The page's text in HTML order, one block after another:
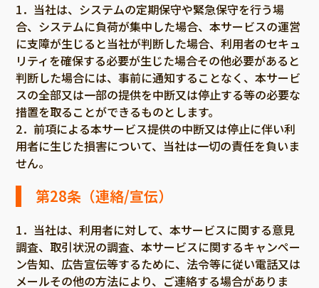
1．当社は、システムの定期保守や緊急保守を行う場
合、システムに負荷が集中した場合、本サービスの運営
に支障が生じると当社が判断した場合、利用者のセキュ
リティを確保する必要が生じた場合その他必要があると
判断した場合には、事前に通知することなく、本サービ
スの全部又は一部の提供を中断又は停止する等の必要な
措置を取ることができるものとします。
2．前項による本サービス提供の中断又は停止に伴い利
用者に生じた損害について、当社は一切の責任を負いま
せん。
第28条（連絡/宣伝）
1．当社は、利用者に対して、本サービスに関する意見
調査、取引状況の調査、本サービスに関するキャンペー
ン告知、広告宣伝等するために、法令等に従い電話又は
メールその他の方法により、ご連絡する場合がありま